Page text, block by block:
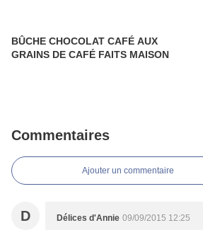
BÛCHE CHOCOLAT CAFÉ AUX
GRAINS DE CAFÉ FAITS MAISON
Commentaires
Ajouter un commentaire
D Délices d'Annie 09/09/2015 12:25